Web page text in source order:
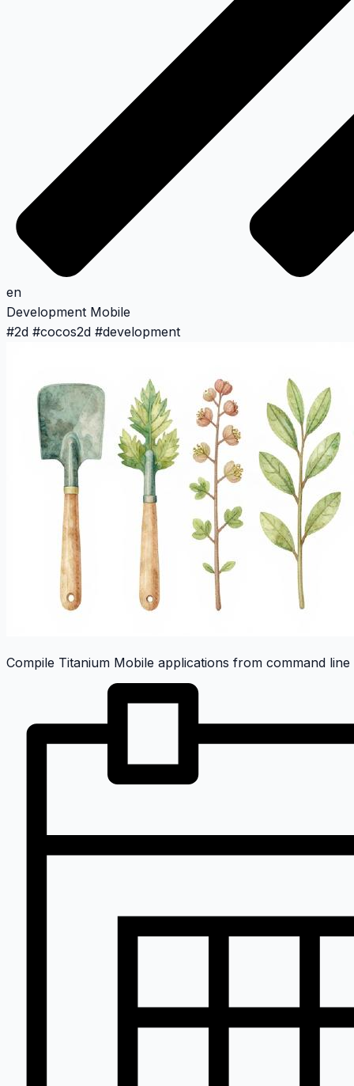
en
Development Mobile
#2d #cocos2d #development
Compile Titanium Mobile applications from command line